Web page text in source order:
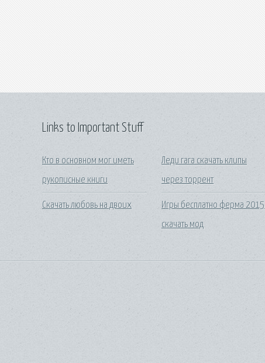
Links to Important Stuff
Кто в основном мог иметь
рукописные книги
Скачать любовь на двоих
Леди гага скачать клипы
через торрент
Игры бесплатно ферма 2015
скачать мод